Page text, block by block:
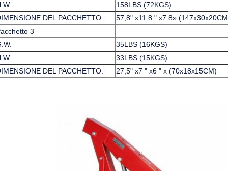
158LBS (72KGS)
DEL PACCHETTO:
57,8" x11.8 " x7.8»
3
35LBS (16KGS)
33LBS (15KGS)
DEL PACCHETTO:
27,5" x7 " x6 " x (70x18x15CM)